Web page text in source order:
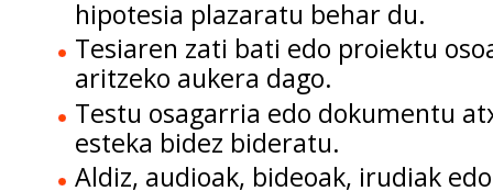
hipotesia plazaratu behar du.
Tesiaren zati bati edo proiektu
aritzeko aukera dago.
Testu osagarria edo dokumentu
esteka bidez bideratu.
Aldiz, audioak, bideoak, irudiak